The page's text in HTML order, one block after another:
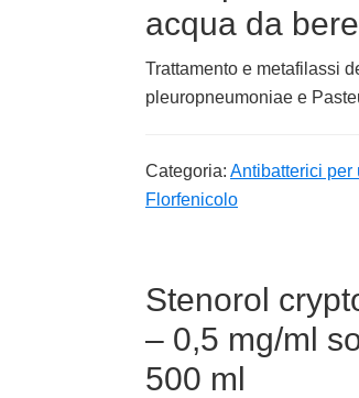
acqua da
Trattamento e metafilassi
pleuropneumoniae e
Categoria: Antibatterici per
Florfenicolo
Stenorol
– 0,5 mg/ml
500 ml